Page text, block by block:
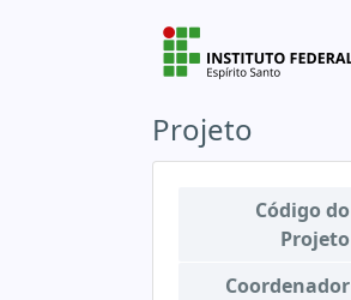
Projeto
Código do
Projeto
Coordenador